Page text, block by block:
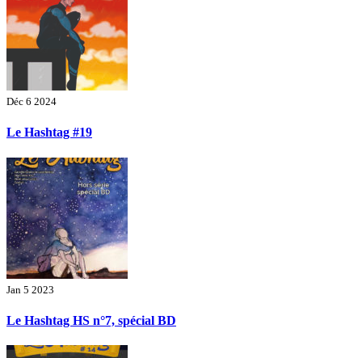
Déc 6 2024
Le Hashtag #19
Jan 5 2023
Le Hashtag HS n°7, spécial BD